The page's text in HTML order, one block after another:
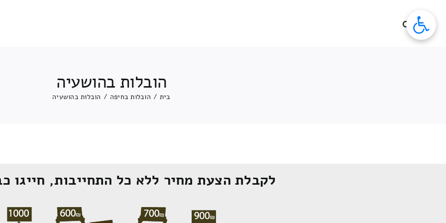
הובלות בהושעיה
בית / הובלות בחיפה / הובלות בהושעיה
לקבלת הצעת מחיר ללא כל התחייבות, חייגו